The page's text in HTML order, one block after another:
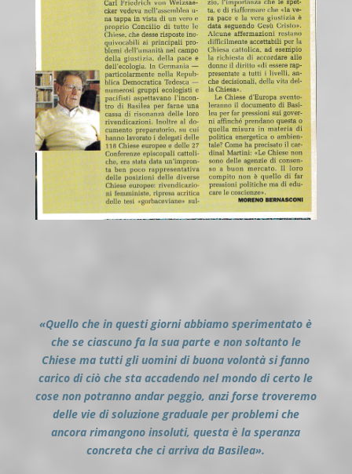
«Quello che in questi giorni abbiamo sperimentato è
che se ciascuno fa la sua parte e non soltanto le
Chiese ma tutti gli uomini di buona volontà si fanno
carico di ciò che sta accadendo nel mondo di certo le
cose non potranno andar peggio, anzi forse troveremo
delle vie di soluzione graduale per problemi che
ancora rimangono insoluti, questa è la speranza
concreta che ci arriva da Basilea».